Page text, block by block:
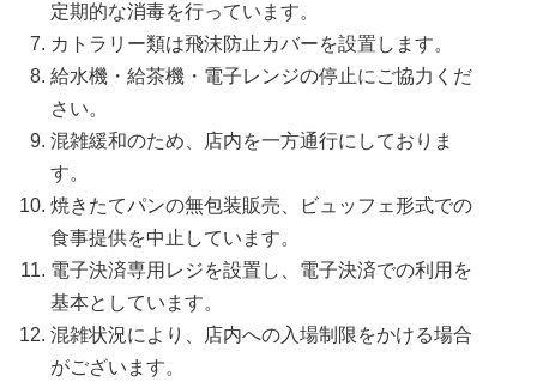
定期的な消毒を行っています。
カトラリー類は飛沫防止カバーを設置します。
給水機・給茶機・電子レンジの停止にご協力くだ
さい。
混雑緩和のため、店内を一方通行にしておりま
す。
焼きたてパンの無包装販売、ビュッフェ形式での
食事提供を中止しています。
電子決済専用レジを設置し、電子決済での利用を
基本としています。
混雑状況により、店内への入場制限をかける場合
がございます。